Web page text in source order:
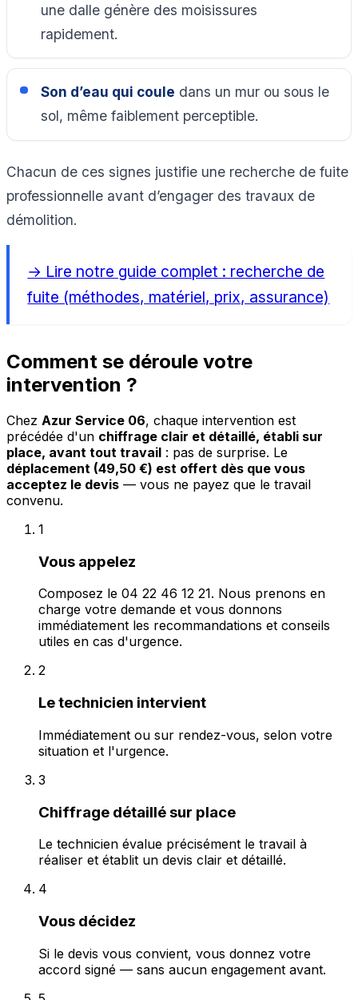
une dalle génère des moisissures
rapidement.
Son d’eau qui coule dans un mur ou sous le
sol, même faiblement perceptible.
Chacun de ces signes justifie une recherche de fuite
professionnelle avant d’engager des travaux de
démolition.
→ Lire notre guide complet : recherche de
fuite (méthodes, matériel, prix, assurance)
Comment se déroule votre
intervention ?
Chez Azur Service 06, chaque intervention est
précédée d'un chiffrage clair et détaillé, établi sur
place, avant tout travail : pas de surprise. Le
déplacement (49,50 €) est offert dès que vous
acceptez le devis — vous ne payez que le travail
convenu.
1
Vous appelez
Composez le 04 22 46 12 21. Nous prenons en
charge votre demande et vous donnons
immédiatement les recommandations et conseils
utiles en cas d'urgence.
2
Le technicien intervient
Immédiatement ou sur rendez-vous, selon votre
situation et l'urgence.
3
Chiffrage détaillé sur place
Le technicien évalue précisément le travail à
réaliser et établit un devis clair et détaillé.
4
Vous décidez
Si le devis vous convient, vous donnez votre
accord signé — sans aucun engagement avant.